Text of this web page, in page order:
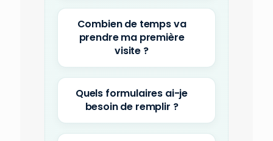
Combien de temps va
prendre ma première
visite ?
Quels formulaires ai-je
besoin de remplir ?